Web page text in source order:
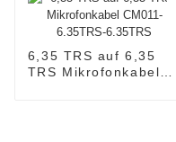
Buchse
6,35 TRS auf 6,35
TRS Mikrofonkabel